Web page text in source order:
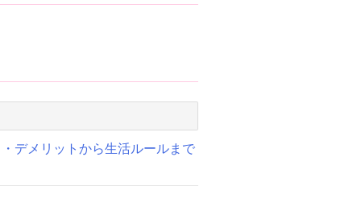
デメリットから生活ルールまで